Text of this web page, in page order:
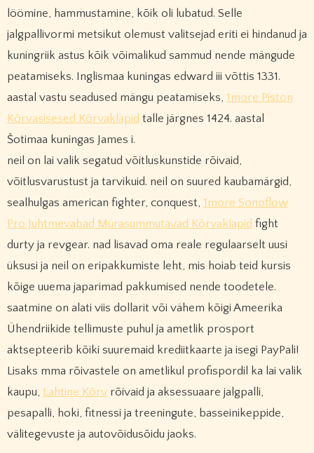
löömine, hammustamine, kõik oli lubatud. Selle
jalgpallivormi metsikut olemust valitsejad eriti ei hindanud ja
kuningriik astus kõik võimalikud sammud nende mängude
peatamiseks. Inglismaa kuningas edward iii võttis 1331.
aastal vastu seadused mängu peatamiseks, 1more Piston
Kõrvasisesed Kõrvaklapid talle järgnes 1424. aastal
Šotimaa kuningas James i.
neil on lai valik segatud võitluskunstide rõivaid,
võitlusvarustust ja tarvikuid. neil on suured kaubamärgid,
sealhulgas american fighter, conquest, 1more Sonoflow
Pro Juhtmevabad Mürasummutavad Kõrvaklapid fight
durty ja revgear. nad lisavad oma reale regulaarselt uusi
üksusi ja neil on eripakkumiste leht, mis hoiab teid kursis
kõige uuema japarimad pakkumised nende toodetele.
saatmine on alati viis dollarit või vähem kõigi Ameerika
Ühendriikide tellimuste puhul ja ametlik prosport
aktsepteerib kõiki suuremaid krediitkaarte ja isegi PayPali!
Lisaks mma rõivastele on ametlikul profispordil ka lai valik
kaupu, Lahtine Kõrvrõivaid ja aksessuaare jalgpalli,
pesapalli, hoki, fitnessi ja treeningute, basseinikeppide,
välitegevuste ja autovõidusõidu jaoks.